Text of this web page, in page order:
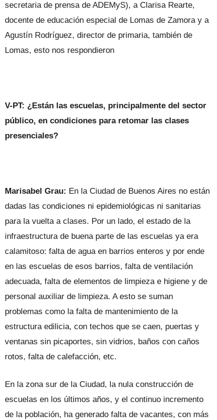
secretaria de prensa de ADEMyS), a Clarisa Rearte,
docente de educación especial de Lomas de Zamora y a
Agustín Rodríguez, director de primaria, también de
Lomas, esto nos respondieron
V-PT: ¿Están las escuelas, principalmente del sector
público, en condiciones para retomar las clases
presenciales?
Marisabel Grau: En la Ciudad de Buenos Aires no están
dadas las condiciones ni epidemiológicas ni sanitarias
para la vuelta a clases. Por un lado, el estado de la
infraestructura de buena parte de las escuelas ya era
calamitoso: falta de agua en barrios enteros y por ende
en las escuelas de esos barrios, falta de ventilación
adecuada, falta de elementos de limpieza e higiene y de
personal auxiliar de limpieza. A esto se suman
problemas como la falta de mantenimiento de la
estructura edilicia, con techos que se caen, puertas y
ventanas sin picaportes, sin vidrios, baños con caños
rotos, falta de calefacción, etc.
En la zona sur de la Ciudad, la nula construcción de
escuelas en los últimos años, y el continuo incremento
de la población, ha generado falta de vacantes, con más